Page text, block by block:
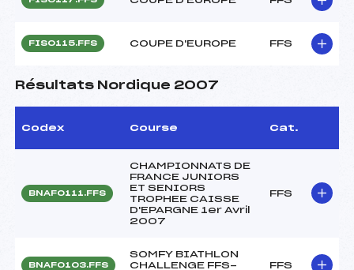
FIS0115.FFS COUPE D'EUROPE FFS
Résultats Nordique 2007
Codex Course Cat.
BNAF0111.FFS
CHAMPIONNATS DE
FRANCE JUNIORS
ET SENIORS
TROPHEE CAISSE
D'EPARGNE 1er Avril
2007
FFS
BNAF0103.FFS
SOMFY BIATHLON
CHALLENGE FFS-
FFS